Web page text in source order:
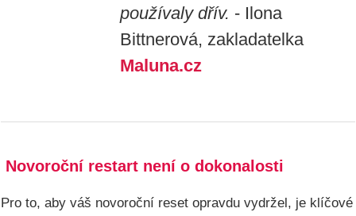
používaly dřív. - Ilona
Bittnerová, zakladatelka
Maluna.cz
Novoroční restart není o dokonalosti
Pro to, aby váš novoroční reset opravdu vydržel, je klíčové